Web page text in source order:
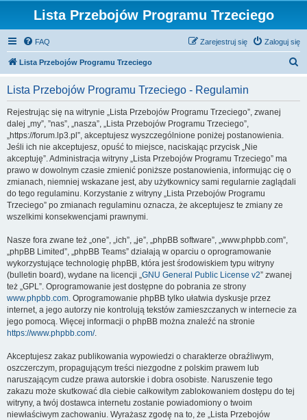
Lista Przebojów Programu Trzeciego
FAQ Zaloguj się
Zarejestruj się
Lista Przebojów Programu Trzeciego
Lista Przebojów Programu Trzeciego - Regulamin
Rejestrując się na witrynie „Lista Przebojów Programu Trzeciego”, zwanej
dalej „my”, ”nas”, „nasza”, „Lista Przebojów Programu Trzeciego”,
„https://forum.lp3.pl”, akceptujesz wyszczególnione poniżej postanowienia.
Jeśli ich nie akceptujesz, opuść to miejsce, naciskając przycisk „Nie
akceptuję”. Administracja witryny „Lista Przebojów Programu Trzeciego” ma
prawo w dowolnym czasie zmienić poniższe postanowienia, informując cię o
zmianach, niemniej wskazane jest, aby użytkownicy sami regularnie zaglądali
do tego regulaminu. Korzystanie z witryny „Lista Przebojów Programu
Trzeciego” po zmianach regulaminu oznacza, że akceptujesz te zmiany ze
wszelkimi konsekwencjami prawnymi.
Nasze fora zwane też „one”, „ich”, „je”, „phpBB software”, „www.phpbb.com”,
„phpBB Limited”, „phpBB Teams” działają w oparciu o oprogramowanie
wykorzystujące technologię phpBB, która jest środowiskiem typu witryny
(bulletin board), wydane na licencji „GNU General Public License v2” zwanej
też „GPL”. Oprogramowanie jest dostępne do pobrania ze strony
www.phpbb.com. Oprogramowanie phpBB tylko ułatwia dyskusje przez
internet, a jego autorzy nie kontrolują tekstów zamieszczanych w internecie za
jego pomocą. Więcej informacji o phpBB można znaleźć na stronie
https://www.phpbb.com/.
Akceptujesz zakaz publikowania wypowiedzi o charakterze obraźliwym,
oszczerczym, propagującym treści niezgodne z polskim prawem lub
naruszającym cudze prawa autorskie i dobra osobiste. Naruszenie tego
zakazu może skutkować dla ciebie całkowitym zablokowaniem dostępu do tej
witryny, a twój dostawca internetu zostanie powiadomiony o twoim
niewłaściwym zachowaniu. Wyrażasz zgodę na to, że „Lista Przebojów